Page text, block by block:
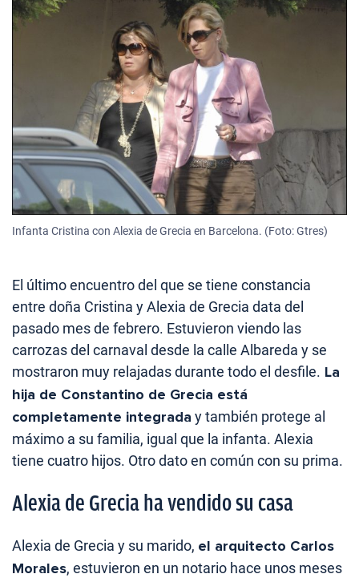
Infanta Cristina con Alexia de Grecia en Barcelona. (Foto: Gtres)
El último encuentro del que se tiene constancia
entre doña Cristina y Alexia de Grecia data del
pasado mes de febrero. Estuvieron viendo las
carrozas del carnaval desde la calle Albareda y se
mostraron muy relajadas durante todo el desfile. La
hija de Constantino de Grecia está
completamente integrada y también protege al
máximo a su familia, igual que la infanta. Alexia
tiene cuatro hijos. Otro dato en común con su prima.
Alexia de Grecia ha vendido su casa
Alexia de Grecia y su marido, el arquitecto Carlos
Morales, estuvieron en un notario hace unos meses